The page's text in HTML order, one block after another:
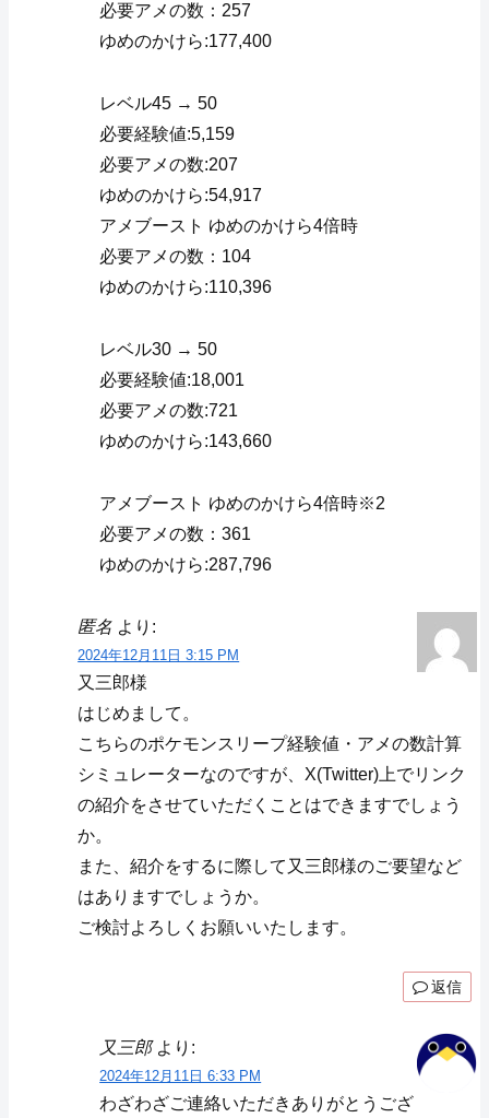
必要アメの数：257
ゆめのかけら:177,400
レベル45 → 50
必要経験値:5,159
必要アメの数:207
ゆめのかけら:54,917
アメブースト ゆめのかけら4倍時
必要アメの数：104
ゆめのかけら:110,396
レベル30 → 50
必要経験値:18,001
必要アメの数:721
ゆめのかけら:143,660
アメブースト ゆめのかけら4倍時※2
必要アメの数：361
ゆめのかけら:287,796
匿名 より:
2024年12月11日 3:15 PM
又三郎様
はじめまして。
こちらのポケモンスリープ経験値・アメの数計算
シミュレーターなのですが、X(Twitter)上でリンク
の紹介をさせていただくことはできますでしょう
か。
また、紹介をするに際して又三郎様のご要望など
はありますでしょうか。
ご検討よろしくお願いいたします。
返信
又三郎 より:
2024年12月11日 6:33 PM
わざわざご連絡いただきありがとうござ